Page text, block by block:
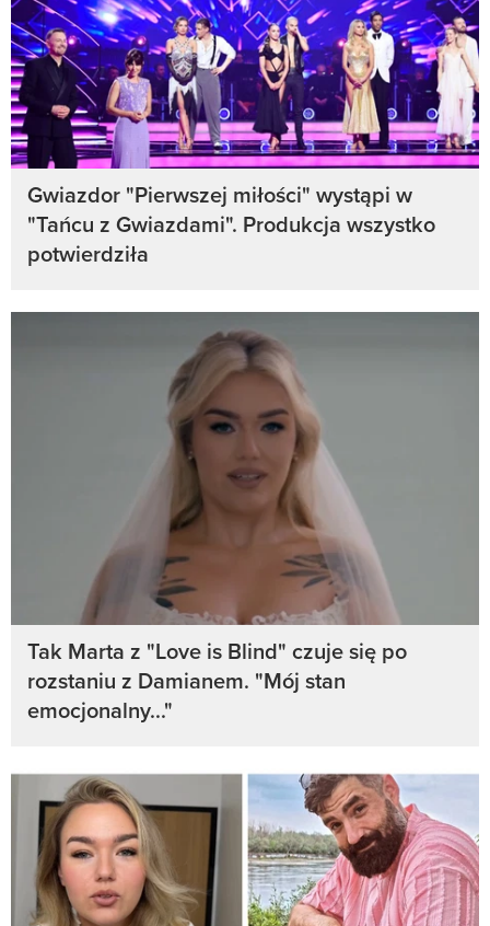
Gwiazdor "Pierwszej miłości" wystąpi w
"Tańcu z Gwiazdami". Produkcja wszystko
potwierdziła
Tak Marta z "Love is Blind" czuje się po
rozstaniu z Damianem. "Mój stan
emocjonalny..."